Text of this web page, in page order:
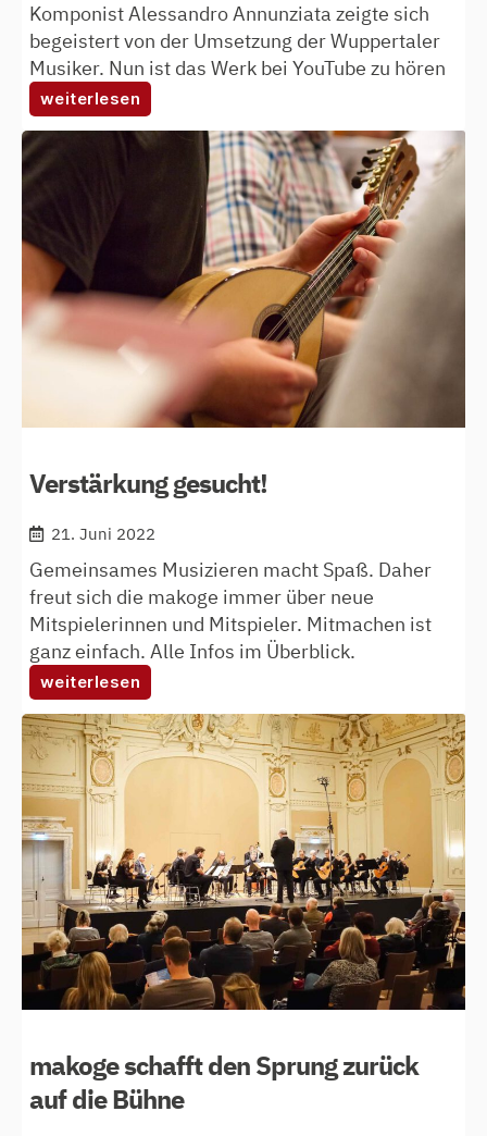
Komponist Alessandro Annunziata zeigte sich
begeistert von der Umsetzung der Wuppertaler
Musiker. Nun ist das Werk bei YouTube zu hören
weiterlesen
sinfonia
„doppio
movimento“:
uraufführung
youtube
Verstärkung gesucht!
21. Juni 2022
Gemeinsames Musizieren macht Spaß. Daher
freut sich die makoge immer über neue
Mitspielerinnen und Mitspieler. Mitmachen ist
ganz einfach. Alle Infos im Überblick.
weiterlesen
verstärkung
gesucht!
makoge schafft den Sprung zurück
auf die Bühne